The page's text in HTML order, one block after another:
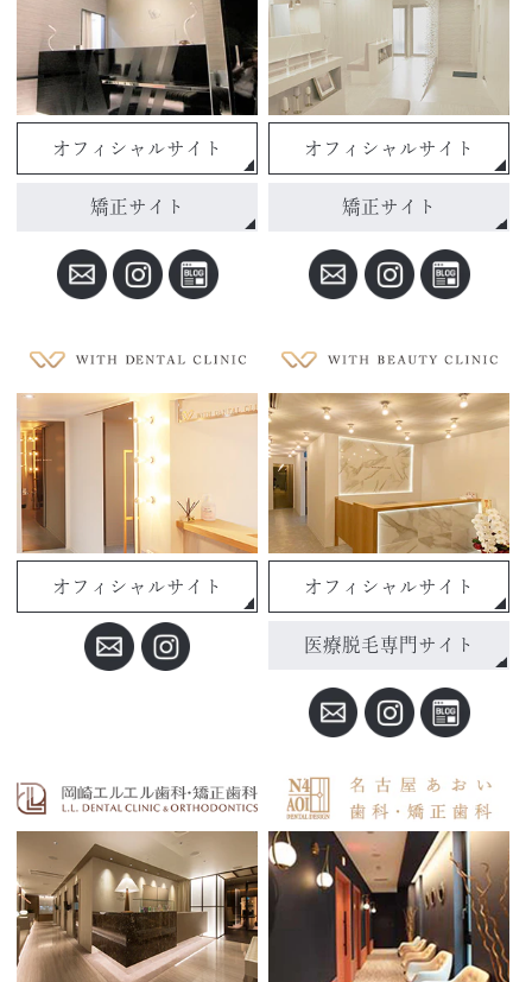
オフィシャルサイト
矯正サイト
オフィシャルサイト
矯正サイト
オフィシャルサイト オフィシャルサイト
医療脱毛専門サイト